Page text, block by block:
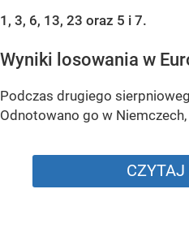
1, 3, 6, 13, 23 oraz 5 i 7.
Wyniki losowania w
Podczas drugiego
Odnotowano go w Niemczech,